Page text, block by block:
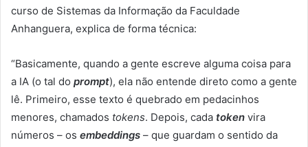
curso de Sistemas da Informação da Faculdade
Anhanguera, explica de forma técnica:
“Basicamente, quando a gente escreve alguma coisa para
a IA (o tal do prompt), ela não entende direto como a gente
lê. Primeiro, esse texto é quebrado em pedacinhos
menores, chamados tokens. Depois, cada token vira
números – os embeddings – que guardam o sentido da